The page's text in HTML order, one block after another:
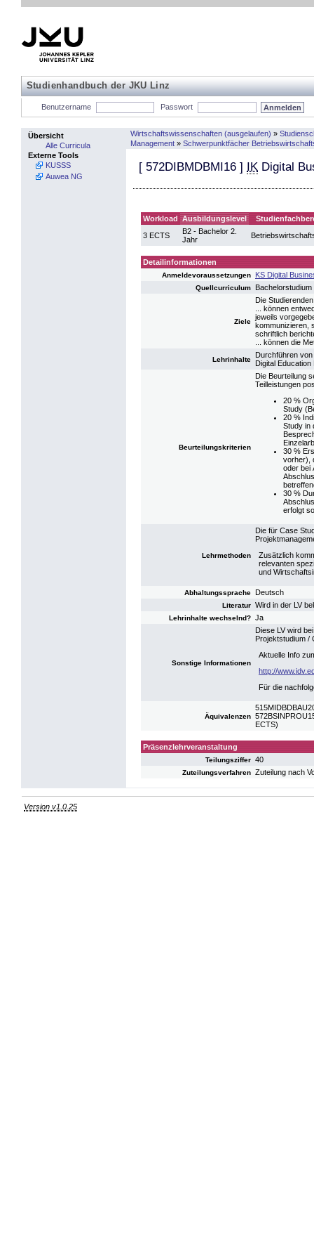
Studienhandbuch der JKU Linz
Benutzername Passwort
Übersicht
Alle Curricula
Externe Tools
KUSSS
Auwea NG
Wirtschaftswissenschaften (ausgelaufen) »
Management » Schwerpunktfächer
[ 572DIBMDBMI16 ] IK Digital
Workload Ausbildungslevel
3 ECTS
B2 - Bachelor 2.
Jahr
Detailinformationen
Anmeldevoraussetzungen KS Digital
Quellcurriculum
Ziele
Die Studierenden
... können
jeweils
kommunizieren,
schriftlich
... können die
Lehrinhalte
Durchführen
Digital
Beurteilungskriterien
Die Beurteilung
Teilleistungen
20 %
Study
20 %
Study in
30 %
vorher),
oder bei
30 %
erfolgt
Lehrmethoden
Die für Case
Zusätzlich
relevanten
und
Abhaltungssprache Deutsch
Literatur Wird in der LV
Lehrinhalte wechselnd? Ja
Sonstige Informationen
Diese LV wird
Projektstudium /
Aktuelle Info
http://
Für die
Äquivalenzen
ECTS)
Präsenzlehrveranstaltung
Teilungsziffer 40
Zuteilungsverfahren Zuteilung nach
Version v1.0.25